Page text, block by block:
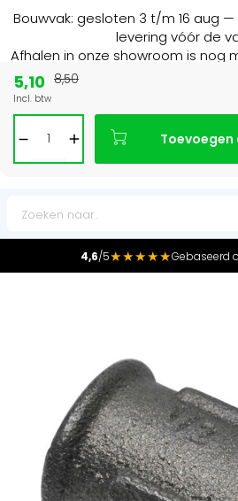
Bouwvak: gesloten 3 t/m 16 aug
levering vóór de
Afhalen in onze showroom is nog
4,6/5★★★★★Gebaseerd
5,10
Incl. btw
8,50
Toevoegen